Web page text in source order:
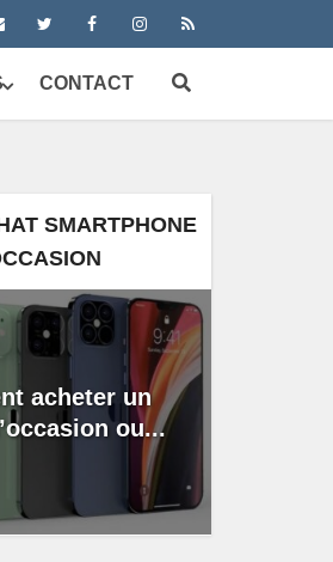
CONTACT
SMARTPHONE
acheter un
ou...